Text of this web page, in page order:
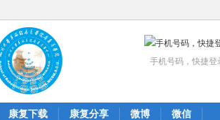
手机号码，快捷登
康复下载 康复分享 微博 微信